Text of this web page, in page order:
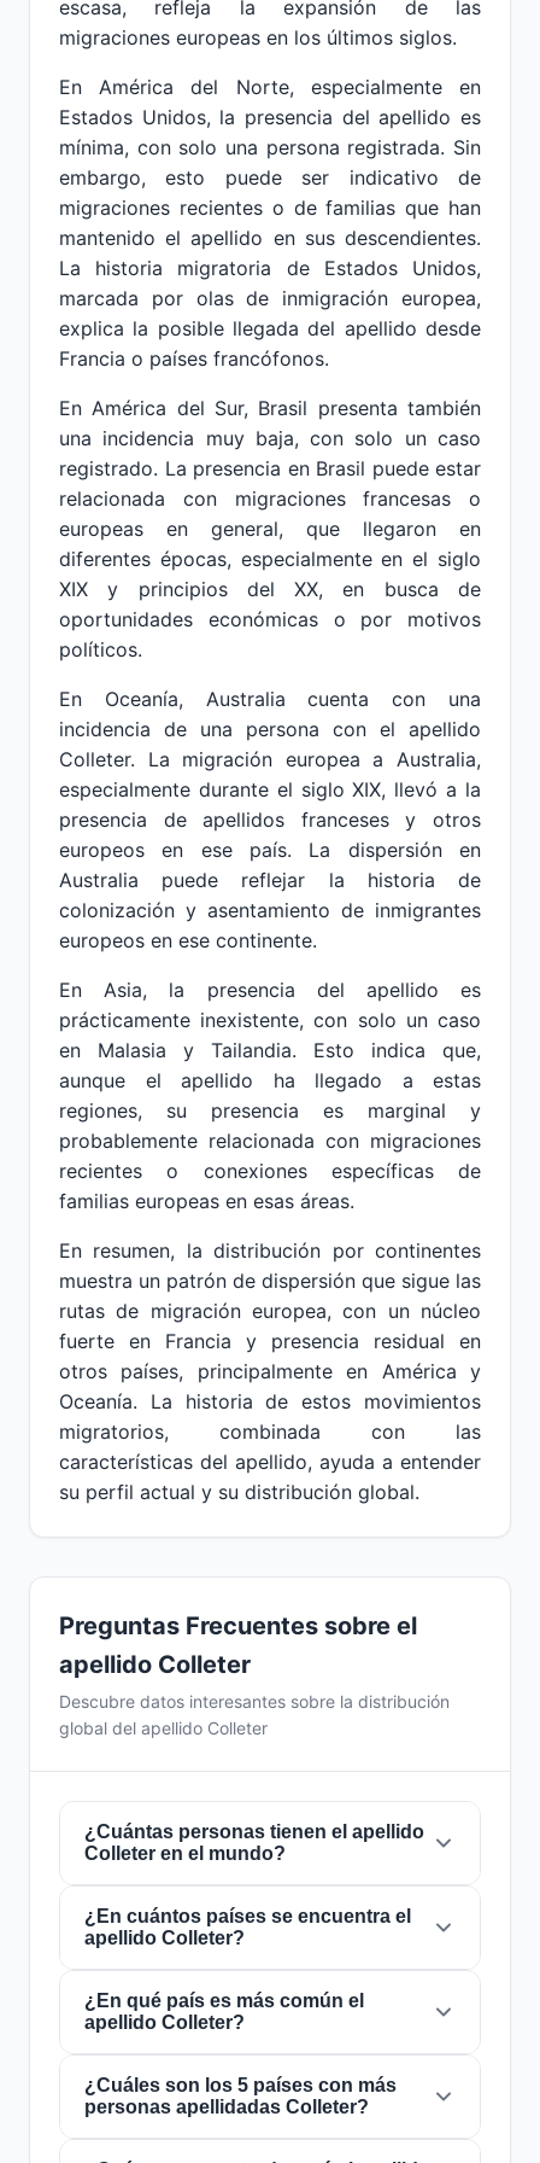
escasa, refleja la expansión de las
migraciones europeas en los últimos siglos.
En América del Norte, especialmente en
Estados Unidos, la presencia del apellido es
mínima, con solo una persona registrada. Sin
embargo, esto puede ser indicativo de
migraciones recientes o de familias que han
mantenido el apellido en sus descendientes.
La historia migratoria de Estados Unidos,
marcada por olas de inmigración europea,
explica la posible llegada del apellido desde
Francia o países francófonos.
En América del Sur, Brasil presenta también
una incidencia muy baja, con solo un caso
registrado. La presencia en Brasil puede estar
relacionada con migraciones francesas o
europeas en general, que llegaron en
diferentes épocas, especialmente en el siglo
XIX y principios del XX, en busca de
oportunidades económicas o por motivos
políticos.
En Oceanía, Australia cuenta con una
incidencia de una persona con el apellido
Colleter. La migración europea a Australia,
especialmente durante el siglo XIX, llevó a la
presencia de apellidos franceses y otros
europeos en ese país. La dispersión en
Australia puede reflejar la historia de
colonización y asentamiento de inmigrantes
europeos en ese continente.
En Asia, la presencia del apellido es
prácticamente inexistente, con solo un caso
en Malasia y Tailandia. Esto indica que,
aunque el apellido ha llegado a estas
regiones, su presencia es marginal y
probablemente relacionada con migraciones
recientes o conexiones específicas de
familias europeas en esas áreas.
En resumen, la distribución por continentes
muestra un patrón de dispersión que sigue las
rutas de migración europea, con un núcleo
fuerte en Francia y presencia residual en
otros países, principalmente en América y
Oceanía. La historia de estos movimientos
migratorios, combinada con las
características del apellido, ayuda a entender
su perfil actual y su distribución global.
Preguntas Frecuentes sobre el
apellido Colleter
Descubre datos interesantes sobre la distribución
global del apellido Colleter
¿Cuántas personas tienen el apellido
Colleter en el mundo?
Actualmente hay aproximadamente446
personascon el apellido
mundo. Esto significa que aproximadamente 1
de cada17,937,220 personasen el mundo
lleva este apellido. Se encuentra presente en
países, lo que refleja su distribución global.
¿En cuántos países se encuentra el
apellido Colleter?
El apellidoColleter está presente en
de todo el mundo. Esto lo clasifica como un
apellido de alcancelocal. Su presencia en
múltiples países indica patrones históricos de
migración y dispersión familiar a lo largo de los
siglos.
¿En qué país es más común el
apellido Colleter?
El apellidoColleter es más común enFrancia
donde lo portan aproximadamente441
personas. Esto representa el98.9%del total
¿Cuáles son los 5 países con más
personas apellidadas Colleter?